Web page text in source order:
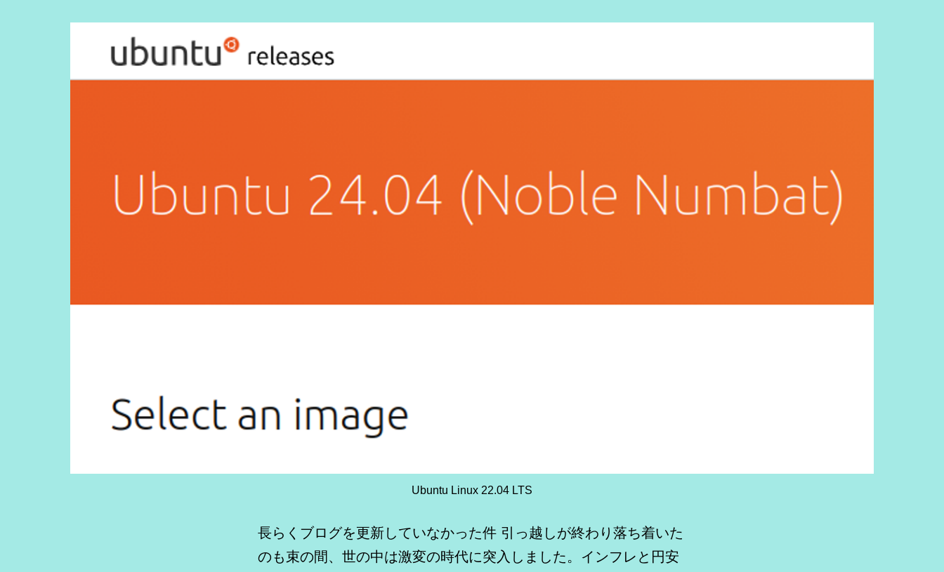
Ubuntu Linux 22.04 LTS
長らくブログを更新していなかった件 引っ越しが終わり落ち着いた
のも束の間、世の中は激変の時代に突入しました。インフレと円安